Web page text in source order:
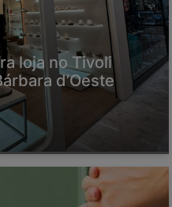
loja no Tivoli
d’Oeste